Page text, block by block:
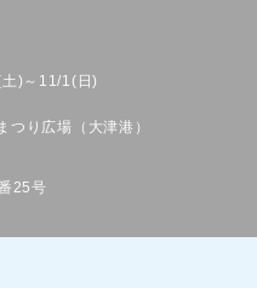
)～11/1(日)
り広場（大津港）
25号